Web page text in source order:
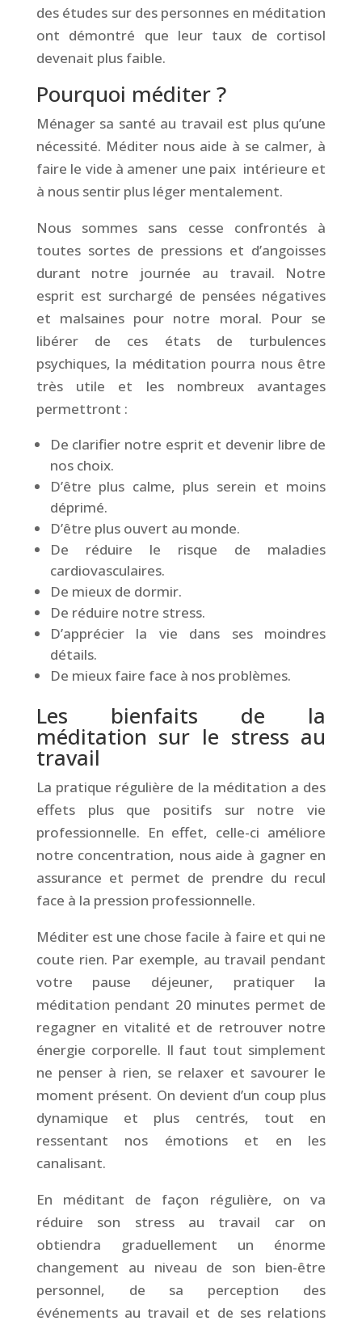
des études sur des personnes en méditation
ont démontré que leur taux de cortisol
devenait plus faible.
Pourquoi méditer ?
Ménager sa santé au travail est plus qu’une
nécessité. Méditer nous aide à se calmer, à
faire le vide à amener une paix intérieure et
à nous sentir plus léger mentalement.
Nous sommes sans cesse confrontés à
toutes sortes de pressions et d’angoisses
durant notre journée au travail. Notre
esprit est surchargé de pensées négatives
et malsaines pour notre moral. Pour se
libérer de ces états de turbulences
psychiques, la méditation pourra nous être
très utile et les nombreux avantages
permettront :
De clarifier notre esprit et devenir libre de
nos choix.
D’être plus calme, plus serein et moins
déprimé.
D’être plus ouvert au monde.
De réduire le risque de maladies
cardiovasculaires.
De mieux de dormir.
De réduire notre stress.
D’apprécier la vie dans ses moindres
détails.
De mieux faire face à nos problèmes.
Les bienfaits de la
méditation sur le stress au
travail
La pratique régulière de la méditation a des
effets plus que positifs sur notre vie
professionnelle. En effet, celle-ci améliore
notre concentration, nous aide à gagner en
assurance et permet de prendre du recul
face à la pression professionnelle.
Méditer est une chose facile à faire et qui ne
coute rien. Par exemple, au travail pendant
votre pause déjeuner, pratiquer la
méditation pendant 20 minutes permet de
regagner en vitalité et de retrouver notre
énergie corporelle. Il faut tout simplement
ne penser à rien, se relaxer et savourer le
moment présent. On devient d’un coup plus
dynamique et plus centrés, tout en
ressentant nos émotions et en les
canalisant.
En méditant de façon régulière, on va
réduire son stress au travail car on
obtiendra graduellement un énorme
changement au niveau de son bien-être
personnel, de sa perception des
événements au travail et de ses relations